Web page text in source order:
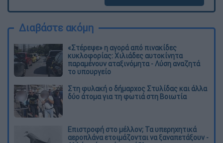
Διαβάστε ακόμη
«Στέρεψε» η αγορά από πινακίδες
κυκλοφορίας: Χιλιάδες αυτοκίνητα
παραμένουν αταξινόμητα - Λύση αναζητά
το υπουργείο
Στη φυλακή ο δήμαρχος Στυλίδας και άλλα
δύο άτομα για τη φωτιά στη Βοιωτία
Επιστροφή στο μέλλον; Τα υπερηχητικά
αεροπλάνα ετοιμάζονται να ξαναπετάξουν -